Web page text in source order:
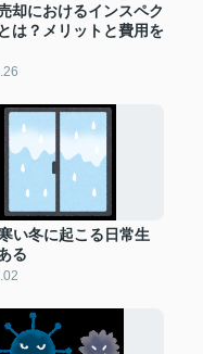
却におけるインスペク
は？メリットと費用を
い冬に起こる日常生
る